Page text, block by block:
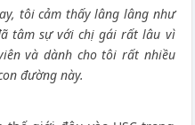
tôi cảm thấy lâng lâng như
tâm sự với chị gái rất lâu vì
và dành cho tôi rất nhiều
đường này.